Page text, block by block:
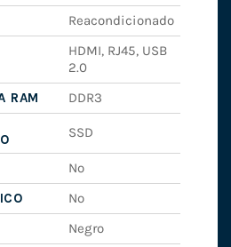
Reacondicionado
HDMI, RJ45, USB
2.0
RAM
DDR3
SSD
No
No
Negro